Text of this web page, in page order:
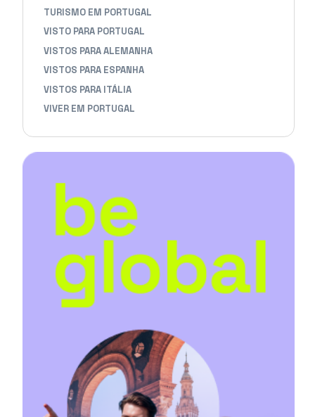
TURISMO EM PORTUGAL
VISTO PARA PORTUGAL
VISTOS PARA ALEMANHA
VISTOS PARA ESPANHA
VISTOS PARA ITÁLIA
VIVER EM PORTUGAL